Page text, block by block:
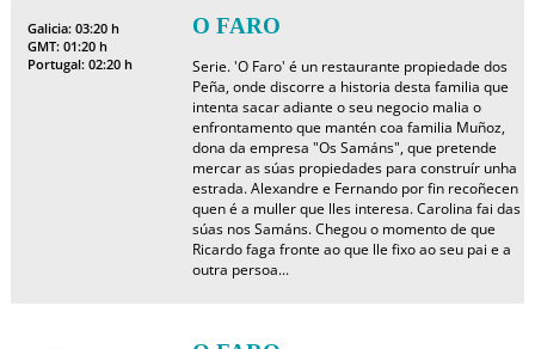
Galicia: 03:20 h
GMT: 01:20 h
Portugal: 02:20 h
O FARO
Serie. 'O Faro' é un restaurante propiedade dos
Peña, onde discorre a historia desta familia que
intenta sacar adiante o seu negocio malia o
enfrontamento que mantén coa familia Muñoz,
dona da empresa "Os Samáns", que pretende
mercar as súas propiedades para construír unha
estrada. Alexandre e Fernando por fin recoñecen
quen é a muller que lles interesa. Carolina fai das
súas nos Samáns. Chegou o momento de que
Ricardo faga fronte ao que lle fixo ao seu pai e a
outra persoa...